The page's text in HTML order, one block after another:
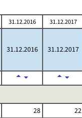
31.12.2016 31.12.2017
31.12.2016 31.12.2017
28 22